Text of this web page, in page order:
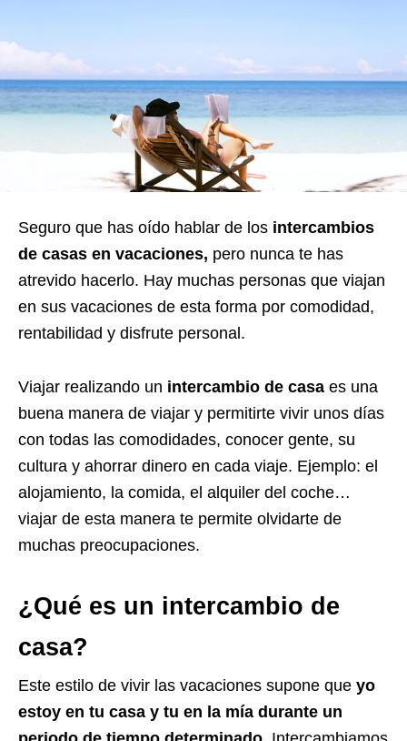
Seguro que has oído hablar de los intercambios
de casas en vacaciones, pero nunca te has
atrevido hacerlo. Hay muchas personas que viajan
en sus vacaciones de esta forma por comodidad,
rentabilidad y disfrute personal.
Viajar realizando un intercambio de casa es una
buena manera de viajar y permitirte vivir unos días
con todas las comodidades, conocer gente, su
cultura y ahorrar dinero en cada viaje. Ejemplo: el
alojamiento, la comida, el alquiler del coche…
viajar de esta manera te permite olvidarte de
muchas preocupaciones.
¿Qué es un intercambio de
casa?
Este estilo de vivir las vacaciones supone que yo
estoy en tu casa y tu en la mía durante un